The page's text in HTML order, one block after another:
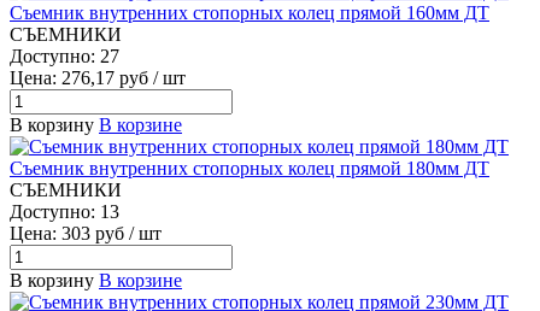
Съемник внутренних стопорных колец прямой 160мм ДТ
СЪЕМНИКИ
Доступно: 27
Цена: 276,17 руб / шт
В корзину В корзине
Съемник внутренних стопорных колец прямой 180мм ДТ
СЪЕМНИКИ
Доступно: 13
Цена: 303 руб / шт
В корзину В корзине